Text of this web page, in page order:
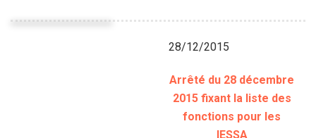
28/12/2015
Arrêté du 28 décembre
2015 fixant la liste des
fonctions pour les
IESSA